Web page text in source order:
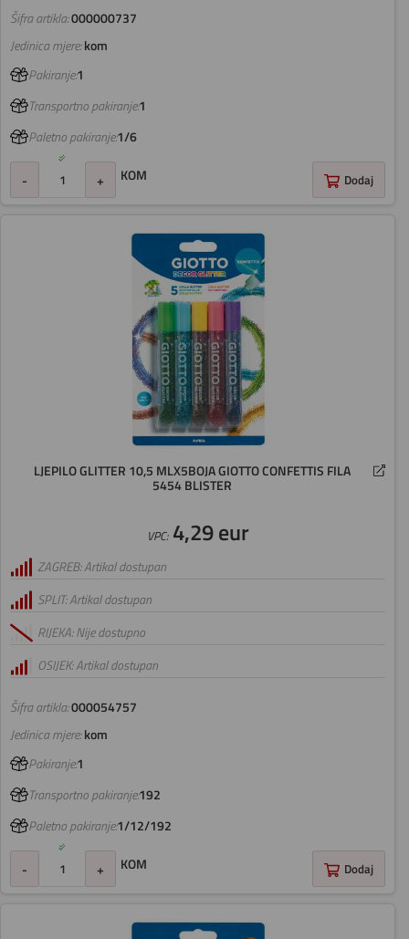
Šifra artikla:000000737
Jedinica mjere:kom
Pakiranje:1
Transportno pakiranje:1
Paletno pakiranje:1/6
- + KOM Dodaj
LJEPILO GLITTER 10,5 MLX5BOJA GIOTTO CONFETTIS FILA
5454 BLISTER
Šifra artikla:000054757
VPC:4,29 eur
ZAGREB: Artikal dostupan
SPLIT: Artikal dostupan
RIJEKA: Nije dostupno
OSIJEK: Artikal dostupan
Jedinica mjere:kom
Pakiranje:1
Transportno pakiranje:192
Paletno pakiranje:1/12/192
- + KOM Dodaj